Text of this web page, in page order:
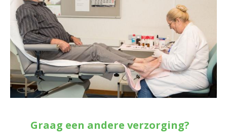
Graag een andere verzorging?